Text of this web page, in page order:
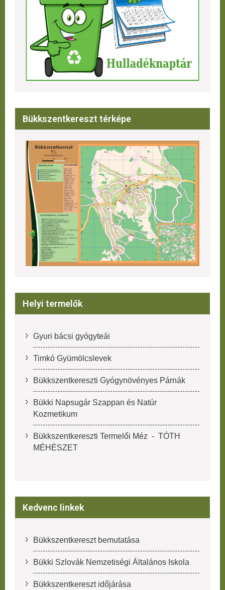
Bükkszentkereszt térképe
Helyi termelők
Gyuri bácsi gyógyteái
Timkó Gyümölcslevek
Bükkszentkereszti Gyógynövényes Párnák
Bükki Napsugár Szappan és Natúr
Kozmetikum
Bükkszentkereszti Termelői Méz - TÓTH
MÉHÉSZET
Kedvenc linkek
Bükkszentkereszt bemutatása
Bükki Szlovák Nemzetiségi Általános Iskola
Bükkszentkereszt időjárása